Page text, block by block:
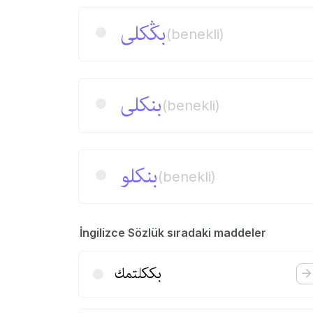
بڭكلی(benekli)
بنكلی(benekli)
بنكلو(benekli)
İngilizce Sözlük sıradaki maddeler
بككلتمك